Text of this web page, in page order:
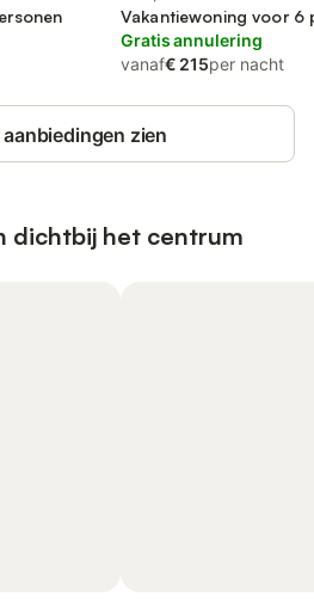
Vakantiewoning voor 6
Gratis annulering
vanaf€ 215per nacht
aanbiedingen zien
dichtbij het centrum